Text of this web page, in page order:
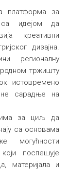
платформа за
са идејом да
креативни
дизајна.
регионалну
тржишту
истовремено
сарадње на
има за циљ да
са основама
могућности
поспешује
материјала и